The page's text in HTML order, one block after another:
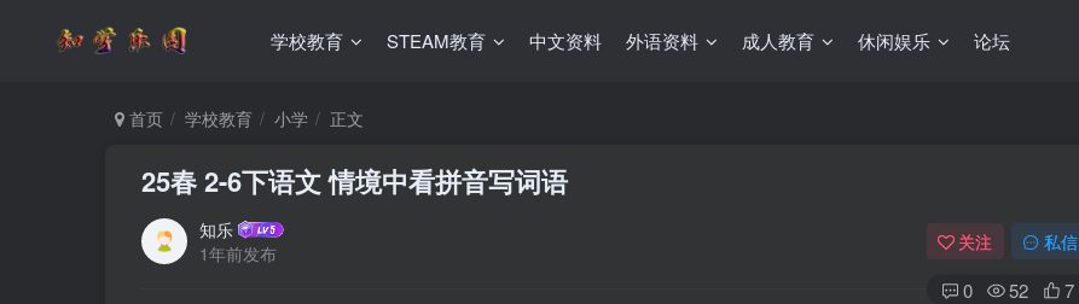
学校教育 STEAM教育 中文资料 外语资料 成人教育 休闲娱乐 论坛
首页 学校教育 小学 正文
25春 2-6下语文 情境中看拼音写词语
知乐
1年前发布
关注 私信
0 52 7